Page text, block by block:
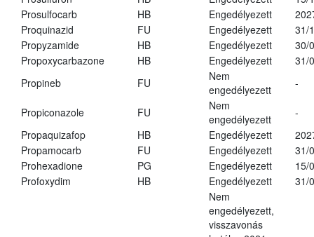
Prosulfocarb
HB Engedélyezett
Proquinazid
FU Engedélyezett
31/
Propyzamide
HB Engedélyezett
30/
Propoxycarbazone
HB Engedélyezett
31/
Propineb
FU
Nem
engedélyezett
-
Propiconazole FU
Nem
engedélyezett
-
Propaquizafop
HB Engedélyezett
Propamocarb
FU Engedélyezett
31/
Prohexadione
PG Engedélyezett
15/
Profoxydim
HB Engedélyezett 31/
Nem
engedélyezett,
visszavonás